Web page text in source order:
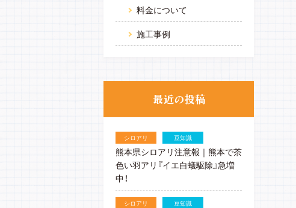
料金について
施工事例
シロアリ 豆知識
熊本県シロアリ注意報｜熊本で茶
色い羽アリ『イエ白蟻駆除』急増
中！
シロアリ 豆知識